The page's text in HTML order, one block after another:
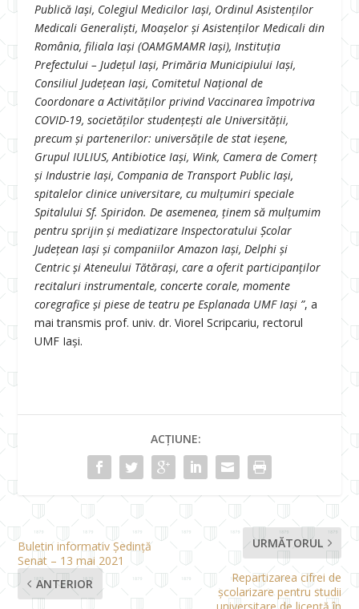
Publică Iași, Colegiul Medicilor Iași, Ordinul Asistenţilor
Medicali Generalişti, Moaşelor şi Asistenţilor Medicali din
România, filiala Iași (OAMGMAMR Iași), Instituția
Prefectului – Județul Iași, Primăria Municipiului Iași,
Consiliul Județean Iași, Comitetul Național de
Coordonare a Activităților privind Vaccinarea împotriva
COVID-19, societăților studențești ale Universității,
precum și partenerilor: universățile de stat ieșene,
Grupul IULIUS, Antibiotice Iași, Wink, Camera de Comerț
și Industrie Iași, Compania de Transport Public Iași,
spitalelor clinice universitare, cu mulțumiri speciale
Spitalului Sf. Spiridon. De asemenea, ținem să mulțumim
pentru sprijin și mediatizare Inspectoratului Școlar
Județean Iași și companiilor Amazon Iași, Delphi și
Centric și Ateneului Tătărași, care a oferit participanților
recitaluri instrumentale, concerte corale, momente
coregrafice şi piese de teatru pe Esplanada UMF Iași ”, a
mai transmis prof. univ. dr. Viorel Scripcariu, rectorul
UMF Iași.
ACȚIUNE:
Buletin informativ Ședință
Senat – 13 mai 2021
ANTERIOR
URMĂTORUL
Repartizarea cifrei de
şcolarizare pentru studii